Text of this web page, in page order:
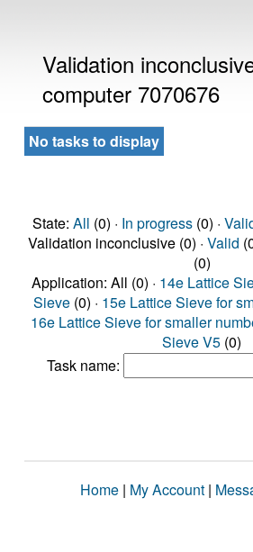
Validation
computer 7070676
No tasks to display
State: All (0) · In progress(0) ·
Validation inconclusive (0) · Valid
(0)
Application: All (0) · 14e Lattice
Sieve (0) · 15e Lattice Sieve for
16e Lattice Sieve for smaller
Sieve V5 (0)
Task name:
Home | My Account |